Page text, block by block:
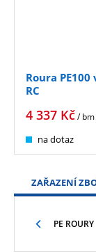
Roura PE100
RC
4 337 Kč/ bm
na dotaz
ZAŘAZENÍ
PE ROURY